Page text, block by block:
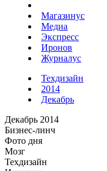
Магазинус
Медиа
Экспресс
Иронов
Журналус
Техдизайн
2014
Декабрь
Декабрь 2014
Бизнес-линч
Фото дня
Мозг
Техдизайн